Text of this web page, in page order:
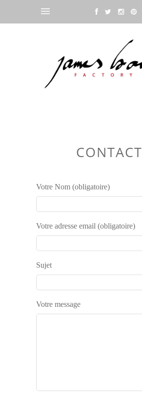
CONTACT
Votre Nom (obligatoire)
Votre adresse email (obligatoire)
Sujet
Votre message